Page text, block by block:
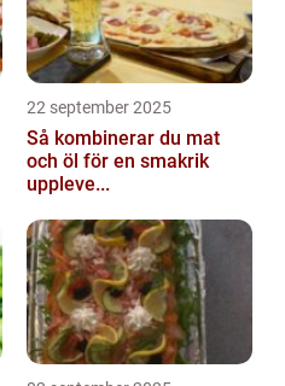
22 september 2025
Så kombinerar du mat
och öl för en smakrik
uppleve...